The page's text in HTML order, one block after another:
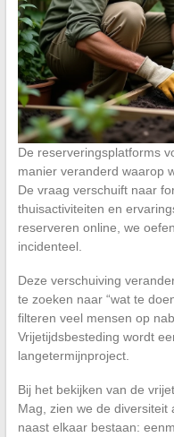
De reserveringsplatforms
manier veranderd waarop
De vraag verschuift naar
thuisactiviteiten en
reserveren online, we
incidenteel.
Deze verschuiving
te zoeken naar “wat te
filteren veel mensen op
Vrijetijdsbesteding wordt
langetermijnproject.
Bij het bekijken van de
Mag, zien we de
naast elkaar bestaan: